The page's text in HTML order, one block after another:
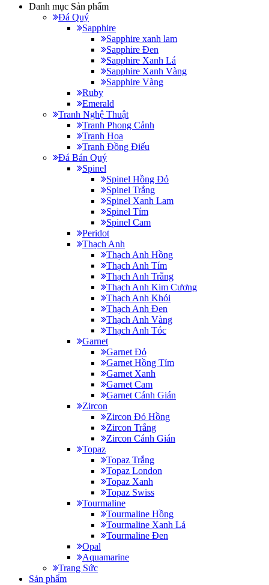
Danh mục Sản phẩm
Đá Quý
Sapphire
Sapphire xanh lam
Sapphire Đen
Sapphire Xanh Lá
Sapphire Xanh Vàng
Sapphire Vàng
Ruby
Emerald
Tranh Nghệ Thuật
Tranh Phong Cảnh
Tranh Hoa
Tranh Đồng Điếu
Đá Bán Quý
Spinel
Spinel Hồng Đỏ
Spinel Trắng
Spinel Xanh Lam
Spinel Tím
Spinel Cam
Peridot
Thạch Anh
Thạch Anh Hồng
Thạch Anh Tím
Thạch Anh Trắng
Thạch Anh Kim Cương
Thạch Anh Khói
Thạch Anh Đen
Thạch Anh Vàng
Thạch Anh Tóc
Garnet
Garnet Đỏ
Garnet Hồng Tím
Garnet Xanh
Garnet Cam
Garnet Cánh Gián
Zircon
Zircon Đỏ Hồng
Zircon Trắng
Zircon Cánh Gián
Topaz
Topaz Trắng
Topaz London
Topaz Xanh
Topaz Swiss
Tourmaline
Tourmaline Hồng
Tourmaline Xanh Lá
Tourmaline Đen
Opal
Aquamarine
Trang Sức
Sản phẩm